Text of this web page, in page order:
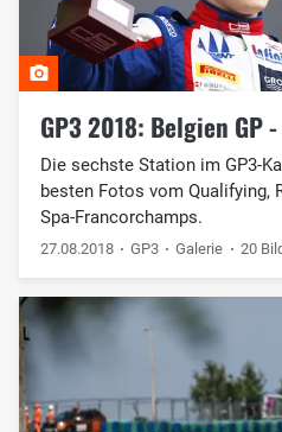
GP3 2018: Belgien GP
Die sechste Station im GP3-
besten Fotos vom Qualifying,
Spa-Francorchamps.
27.08.2018 GP3 Galerie 20